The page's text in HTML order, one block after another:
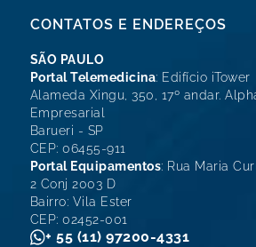
CONTATOS E ENDEREÇOS
SÃO PAULO
Portal Telemedicina: Edifício iTower
Alameda Xingu, 350, 17º andar.
Empresarial
Barueri - SP
CEP: 06455-911
Portal Equipamentos: Rua Maria
2 Conj 2003 D
Bairro: Vila Ester
CEP: 02452-001
+ 55 (11) 97200-4331